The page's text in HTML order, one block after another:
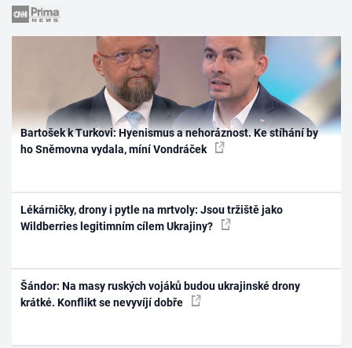
Bartošek k Turkovi: Hyenismus a nehoráznost. Ke stíhání by
ho Sněmovna vydala, míní Vondráček
Lékárničky, drony i pytle na mrtvoly: Jsou tržiště jako
Wildberries legitimním cílem Ukrajiny?
Šándor: Na masy ruských vojáků budou ukrajinské drony
krátké. Konflikt se nevyvíjí dobře